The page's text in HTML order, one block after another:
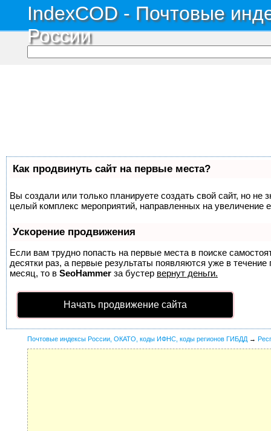
IndexCOD - Почтовые
России
Как продвинуть сайт на первые места?
Вы создали или только планируете создать свой сайт, но не
целый комплекс мероприятий, направленных на увеличение
Ускорение продвижения
Если вам трудно попасть на первые места в поиске
десятки раз, а первые результаты появляются уже в
месяц, то в SeoHammer за бустер вернут деньги.
Начать продвижение сайта
Почтовые индексы России, ОКАТО, коды ИФНС, коды регионов ГИБДД →